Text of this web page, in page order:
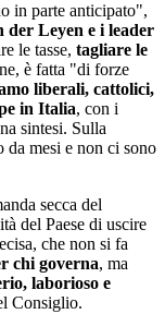
in parte anticipato",
der Leyen e i leader
le tasse, tagliare le
è fatta "di forze
liberali, cattolici,
in Italia, con i
sintesi. Sulla
da mesi e non ci sono
secca del
del Paese di uscire
che non si fa
chi governa, ma
laborioso e
Consiglio.